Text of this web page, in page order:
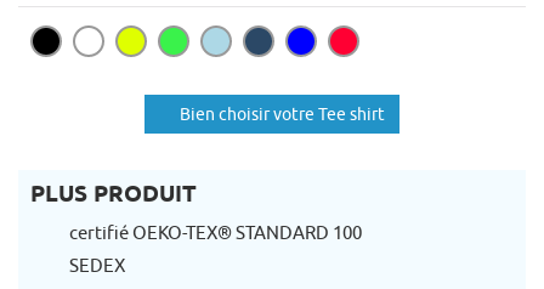
Bien choisir votre Tee shirt
PLUS PRODUIT
certifié OEKO-TEX® STANDARD 100
SEDEX